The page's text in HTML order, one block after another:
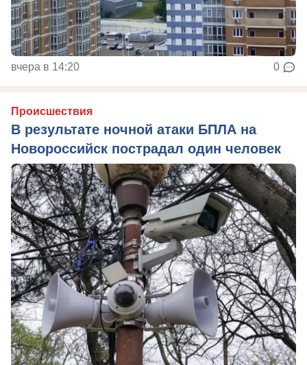
вчера в 14:20 0
Происшествия
В результате ночной атаки БПЛА на
Новороссийск пострадал один человек